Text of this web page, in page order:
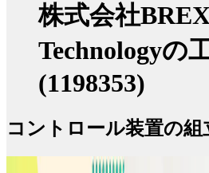
株式会社
Technologyの
(1198353)
コントロール装置の組